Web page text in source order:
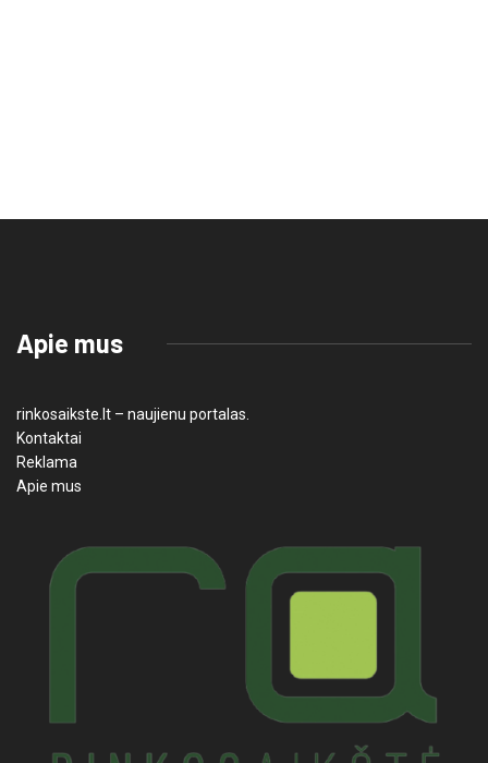
Apie mus
rinkosaikste.lt – naujienu portalas.
Kontaktai
Reklama
Apie mus